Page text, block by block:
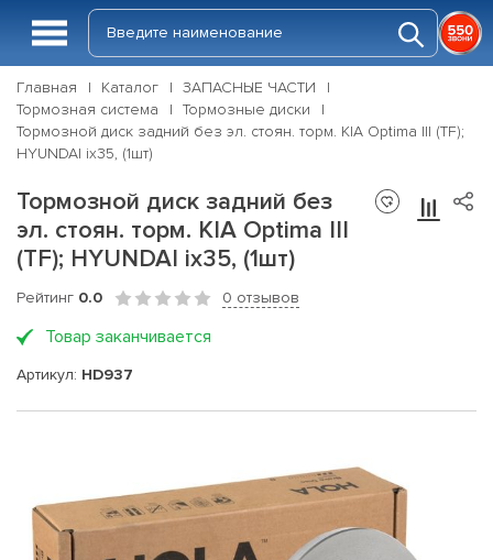
Главная Каталог
ЗАПАСНЫЕ ЧАСТИ
Тормозная система
Тормозные диски
Тормозной диск задний без эл. стоян. торм. KIA Optima III (TF);
HYUNDAI ix35, (1шт)
Тормозной диск задний без
эл. стоян. торм. KIA Optima III
(TF); HYUNDAI ix35, (1шт)
Рейтинг 0.0 0 отзывов
Товар заканчивается
Артикул: HD937